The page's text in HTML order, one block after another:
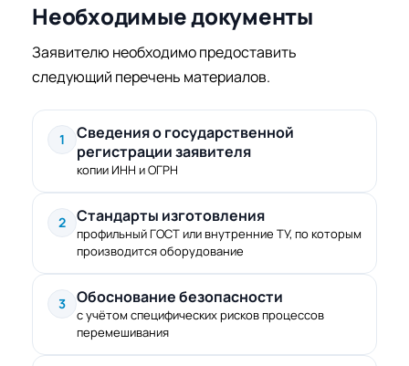
Необходимые документы
Заявителю необходимо предоставить
следующий перечень материалов.
1
Сведения о государственной
регистрации заявителя
копии ИНН и ОГРН
2 Стандарты изготовления
профильный ГОСТ или внутренние ТУ, по которым
производится оборудование
3 Обоснование безопасности
с учётом специфических рисков процессов
перемешивания